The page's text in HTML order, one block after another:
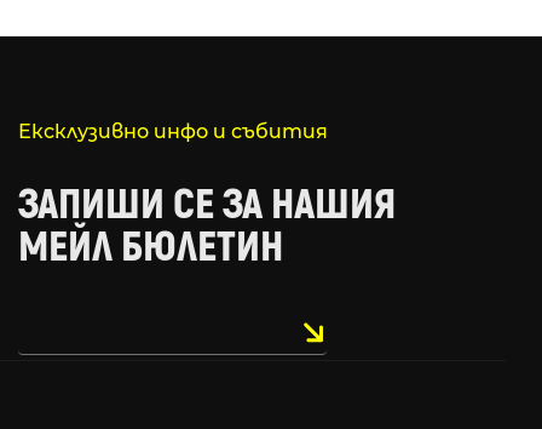
Ексклузивно инфо и събития
ЗАПИШИ СЕ ЗА НАШИЯ
МЕЙЛ БЮЛЕТИН